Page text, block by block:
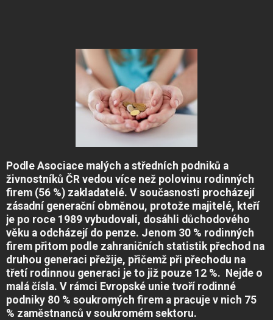
Podle Asociace malých a středních podniků a
živnostníků ČR vedou více než polovinu rodinných
firem (56 %) zakladatelé. V současnosti procházejí
zásadní generační obměnou, protože majitelé, kteří
je po roce 1989 vybudovali, dosáhli důchodového
věku a odcházejí do penze. Jenom 30 % rodinných
firem přitom podle zahraničních statistik přechod na
druhou generaci přežije, přičemž při přechodu na
třetí rodinnou generaci je to již pouze 12 %. Nejde o
malá čísla. V rámci Evropské unie tvoří rodinné
podniky 80 % soukromých firem a pracuje v nich 75
% zaměstnanců v soukromém sektoru.